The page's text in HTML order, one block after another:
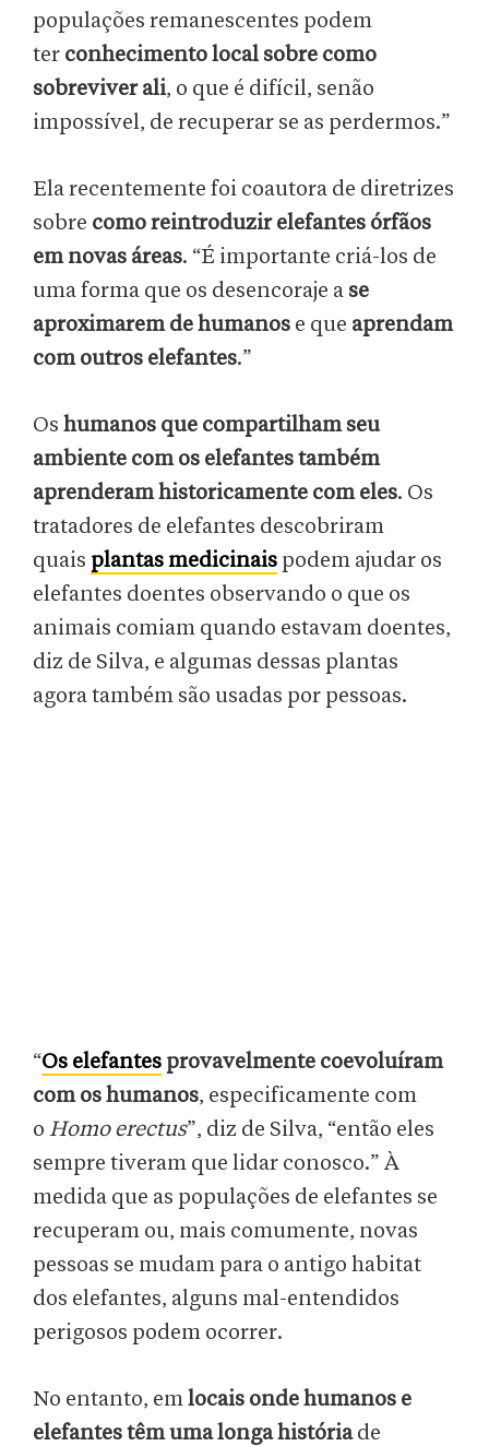
populações remanescentes podem
ter conhecimento local sobre como
sobreviver ali, o que é difícil, senão
impossível, de recuperar se as perdermos.”
Ela recentemente foi coautora de diretrizes
sobre como reintroduzir elefantes órfãos
em novas áreas. “É importante criá-los de
uma forma que os desencoraje a se
aproximarem de humanos e que aprendam
com outros elefantes.”
Os humanos que compartilham seu
ambiente com os elefantes também
aprenderam historicamente com eles. Os
tratadores de elefantes descobriram
quais plantas medicinais podem ajudar os
elefantes doentes observando o que os
animais comiam quando estavam doentes,
diz de Silva, e algumas dessas plantas
agora também são usadas por pessoas.
“Os elefantes provavelmente coevoluíram
com os humanos, especificamente com
o Homo erectus”, diz de Silva, “então eles
sempre tiveram que lidar conosco.” À
medida que as populações de elefantes se
recuperam ou, mais comumente, novas
pessoas se mudam para o antigo habitat
dos elefantes, alguns mal-entendidos
perigosos podem ocorrer.
No entanto, emlocais onde humanos e
elefantes têm uma longa históriade